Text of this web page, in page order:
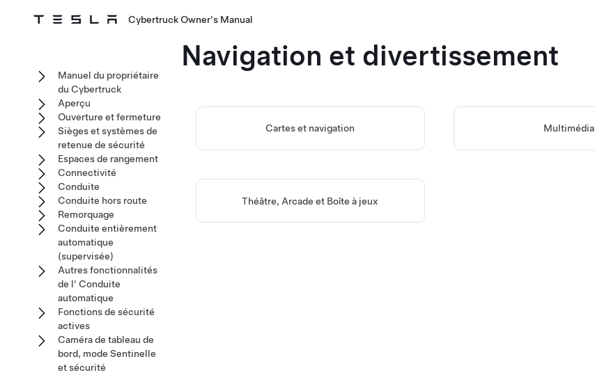
Cybertruck Owner's Manual
Navigation et divertissement
Cartes et navigation Multimédia
Théâtre, Arcade et Boîte à jeux
Manuel du propriétaire
du Cybertruck
Aperçu
Ouverture et fermeture
Sièges et systèmes de
retenue de sécurité
Espaces de rangement
Connectivité
Conduite
Conduite hors route
Remorquage
Conduite entièrement
automatique
(supervisée)
Autres fonctionnalités
de l' Conduite
automatique
Fonctions de sécurité
actives
Caméra de tableau de
bord, mode Sentinelle
et sécurité